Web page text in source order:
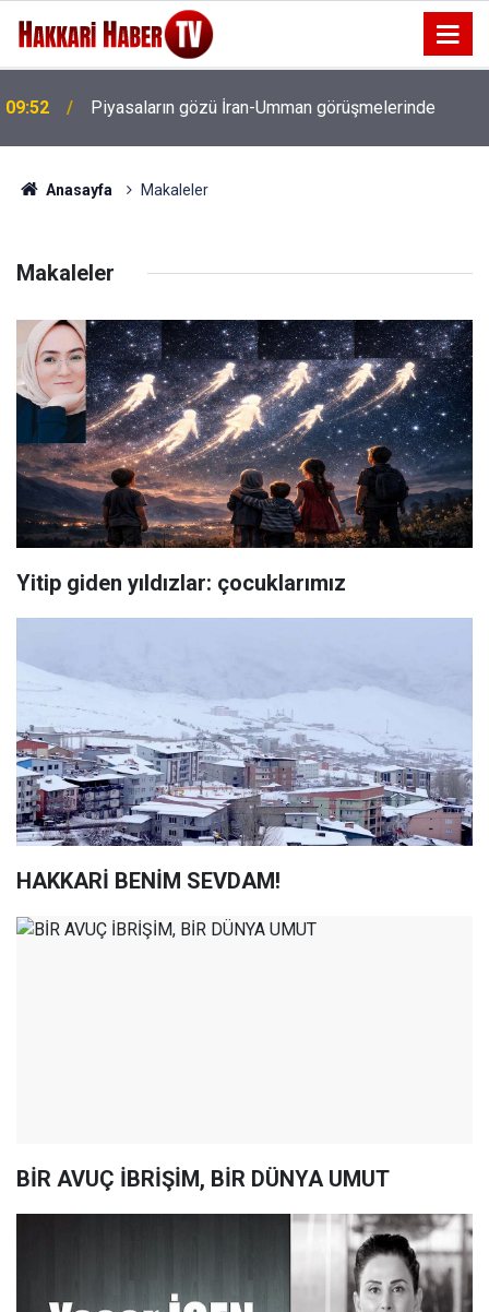
09:52 Piyasaların gözü İran-Umman görüşmelerinde
Anasayfa Makaleler
Makaleler
Yitip giden yıldızlar: çocuklarımız
HAKKARİ BENİM SEVDAM!
BİR AVUÇ İBRİŞİM, BİR DÜNYA UMUT